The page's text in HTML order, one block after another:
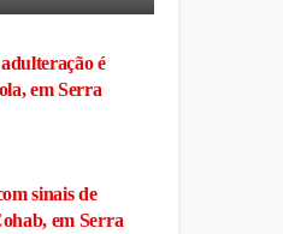
é
em Serra
sinais de
em Serra